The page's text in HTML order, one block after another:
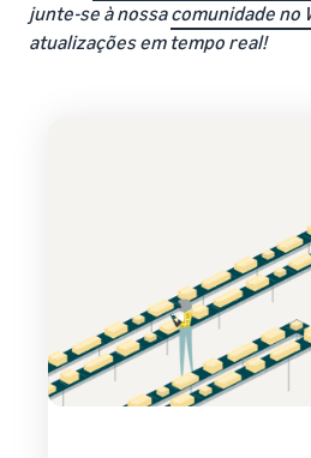
junte-se à nossacomunidade no
atualizações em tempo real!